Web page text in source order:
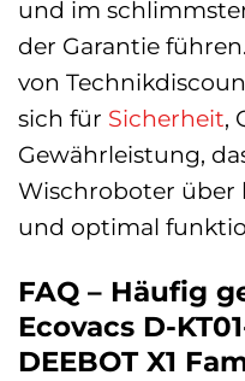
und im
der Garantie
von
sich für Sicherheit,
Gewährleistung,
Wischroboter über
und optimal
FAQ – Häufig
Ecovacs D-
DEEBOT X1